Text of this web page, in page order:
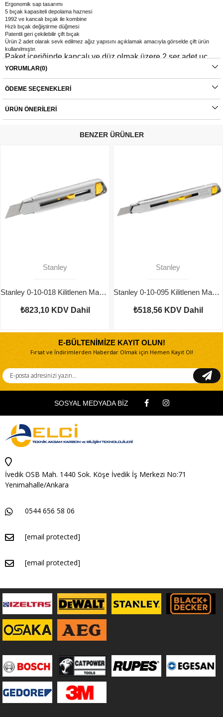
Ergonomik sap tasarımı
5 bıçak kapasiteli depolama haznesi
1992 ve kancalı bıçak ile kombine
Hızlı bıçak değiştirme düğmesi
Patentli geri çekilebilir çift bıçak
Ürün 2 adet olarak sevk edilmez ağız yapısını açıklamak amacıyla görselde çift ürün
kullanılmıştır.
Paket içeriğinde kancalı ve düz olmak üzere 2 şer adet uç
mevcuttur.
YORUMLAR(0)
ÖDEME SEÇENEKLERI
ÜRÜN ÖNERILERI
BENZER ÜRÜNLER
Stanley
Stanley 0-10-018 Kilitlenen Maket Bıçağı 18 mm
₺823,10 KDV Dahil
Stanley
Stanley 0-10-095 Kilitlenen Maket Bıçağı 9 mm
₺518,56 KDV Dahil
E-BÜLTENİMİZE KAYIT OLUN!
Fırsat ve İndirimlerden Haberdar Olmak için Hemen Kayıt Ol!
SOSYAL MEDYADA BİZ
İvedik OSB Mah. 1440 Sok. Köşe İvedik İş Merkezi No:71
Yenimahalle/Ankara
0544 656 58 06
[email protected]
[email protected]